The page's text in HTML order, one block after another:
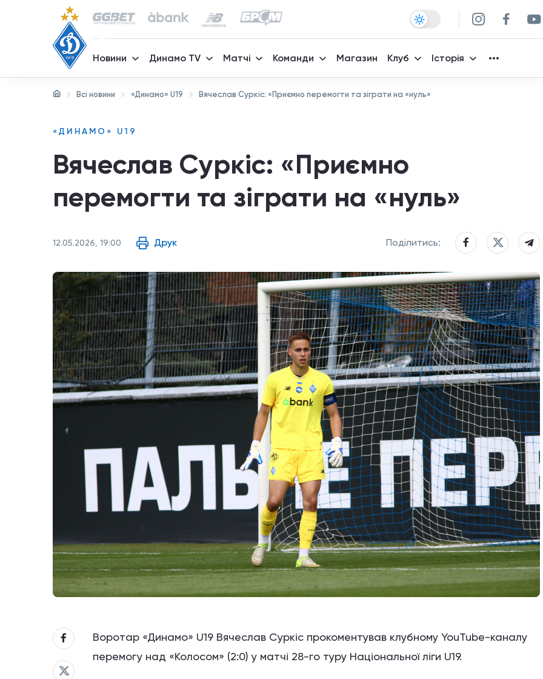
Новини Динамо TV Матчі Команди Магазин Клуб Історія
Всі новини «Динамо» U19 Вячеслав Суркіс: «Приємно перемогти та зіграти на «нуль»
«ДИНАМО» U19
Вячеслав Суркіс: «Приємно
перемогти та зіграти на «нуль»
12.05.2026, 19:00 Друк Поділитись:
Воротар «Динамо» U19 Вячеслав Суркіс прокоментував клубному YouTube-каналу
перемогу над «Колосом» (2:0) у матчі 28-го туру Національної ліги U19.